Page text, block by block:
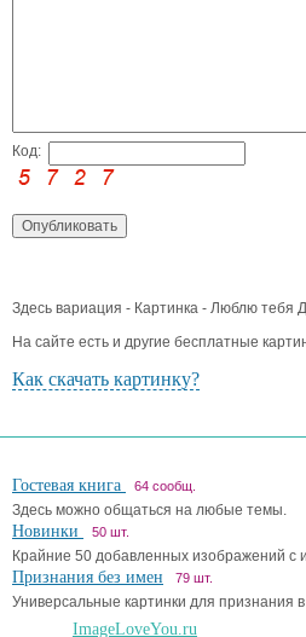
Код:
Здесь вариация - Картинка - Люблю тебя
На сайте есть и другие бесплатные
Как скачать картинку?
Гостевая книга 64 сообщ.
Здесь можно общаться на любые темы.
Новинки 50 шт.
Крайние 50 добавленных изображений с
Признания без имен 79 шт.
Универсальные картинки для признания
ImageLoveYou.ru